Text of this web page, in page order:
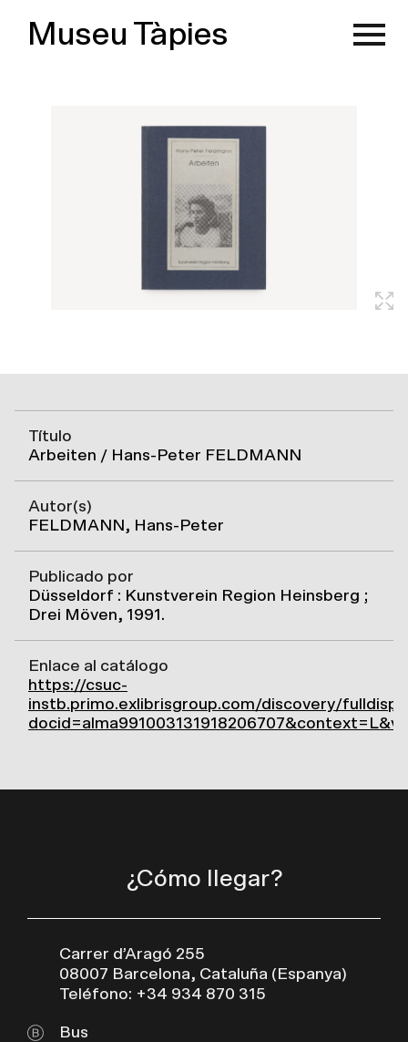
Museu Tàpies
Título
Arbeiten / Hans-Peter FELDMANN
Autor(s)
FELDMANN, Hans-Peter
Publicado por
Düsseldorf : Kunstverein Region Heinsberg ;
Drei Möven, 1991.
Enlace al catálogo
https://csuc-
instb.primo.exlibrisgroup.com/discovery/
¿Cómo llegar?
Carrer d’Aragó 255
08007 Barcelona, Cataluña (Espanya)
Teléfono: +34 934 870 315
Bus